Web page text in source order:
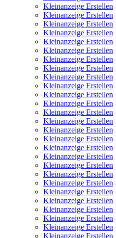
Kleinanzeige Erstellen
Kleinanzeige Erstellen
Kleinanzeige Erstellen
Kleinanzeige Erstellen
Kleinanzeige Erstellen
Kleinanzeige Erstellen
Kleinanzeige Erstellen
Kleinanzeige Erstellen
Kleinanzeige Erstellen
Kleinanzeige Erstellen
Kleinanzeige Erstellen
Kleinanzeige Erstellen
Kleinanzeige Erstellen
Kleinanzeige Erstellen
Kleinanzeige Erstellen
Kleinanzeige Erstellen
Kleinanzeige Erstellen
Kleinanzeige Erstellen
Kleinanzeige Erstellen
Kleinanzeige Erstellen
Kleinanzeige Erstellen
Kleinanzeige Erstellen
Kleinanzeige Erstellen
Kleinanzeige Erstellen
Kleinanzeige Erstellen
Kleinanzeige Erstellen
Kleinanzeige Erstellen